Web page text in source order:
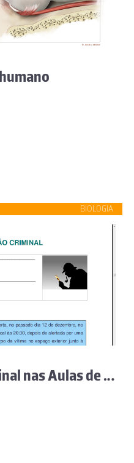
BIOLOGIA
Investigação Criminal nas Aulas de Físico-Química